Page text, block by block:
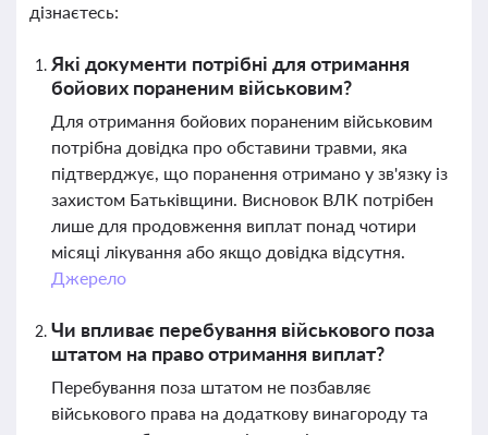
дізнаєтесь:
Які документи потрібні для отримання
бойових пораненим військовим?
Для отримання бойових пораненим військовим
потрібна довідка про обставини травми, яка
підтверджує, що поранення отримано у зв'язку із
захистом Батьківщини. Висновок ВЛК потрібен
лише для продовження виплат понад чотири
місяці лікування або якщо довідка відсутня.
Джерело
Чи впливає перебування військового поза
штатом на право отримання виплат?
Перебування поза штатом не позбавляє
військового права на додаткову винагороду та